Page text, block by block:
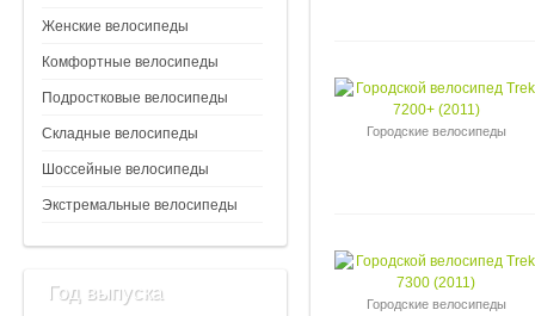
Женские велосипеды
Комфортные велосипеды
Подростковые велосипеды
Складные велосипеды
Шоссейные велосипеды
Экстремальные велосипеды
Год выпуска
Городские велосипеды
Городские велосипеды